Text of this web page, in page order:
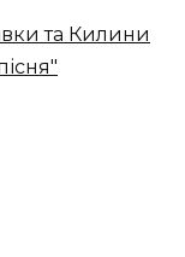
та Килини